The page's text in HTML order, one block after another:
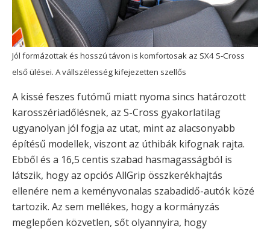
Jól formázottak és hosszú távon is komfortosak az SX4 S-Cross
első ülései. A vállszélesség kifejezetten szellős
A kissé feszes futómű miatt nyoma sincs határozott
karosszériadőlésnek, az S-Cross gyakorlatilag
ugyanolyan jól fogja az utat, mint az alacsonyabb
építésű modellek, viszont az úthibák kifognak rajta.
Ebből és a 16,5 centis szabad hasmagasságból is
látszik, hogy az opciós AllGrip összkerékhajtás
ellenére nem a keményvonalas szabadidő-autók közé
tartozik. Az sem mellékes, hogy a kormányzás
meglepően közvetlen, sőt olyannyira, hogy